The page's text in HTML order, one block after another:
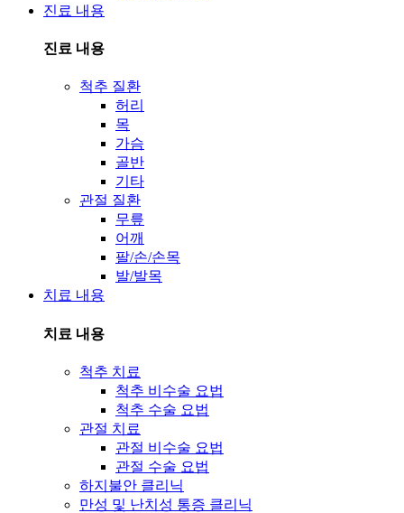
진료 내용
진료 내용
척추 질환
허리
목
가슴
골반
기타
관절 질환
무릎
어깨
팔/손/손목
발/발목
치료 내용
치료 내용
척추 치료
척추 비수술 요법
척추 수술 요법
관절 치료
관절 비수술 요법
관절 수술 요법
하지불안 클리닉
만성 및 난치성 통증 클리닉